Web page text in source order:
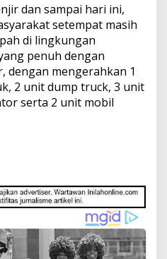
dan sampai hari ini,
setempat masih
di lingkungan
penuh dengan
dengan mengerahkan 1
2 unit dump truck, 3 unit
serta 2 unit mobil